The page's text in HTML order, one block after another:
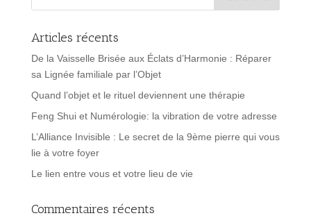
Articles récents
De la Vaisselle Brisée aux Éclats d’Harmonie : Réparer
sa Lignée familiale par l’Objet
Quand l’objet et le rituel deviennent une thérapie
Feng Shui et Numérologie: la vibration de votre adresse
L’Alliance Invisible : Le secret de la 9ème pierre qui vous
lie à votre foyer
Le lien entre vous et votre lieu de vie
Commentaires récents